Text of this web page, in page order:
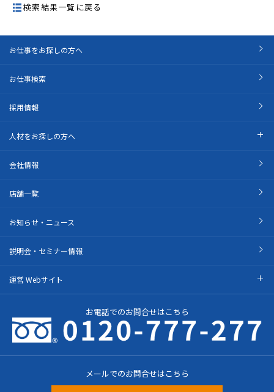
検索結果一覧に戻る
お仕事をお探しの方へ
お仕事検索
採用情報
人材をお探しの方へ
会社情報
店舗一覧
お知らせ・ニュース
説明会・セミナー情報
運営 Webサイト
お電話でのお問合せはこちら
メールでのお問合せはこちら